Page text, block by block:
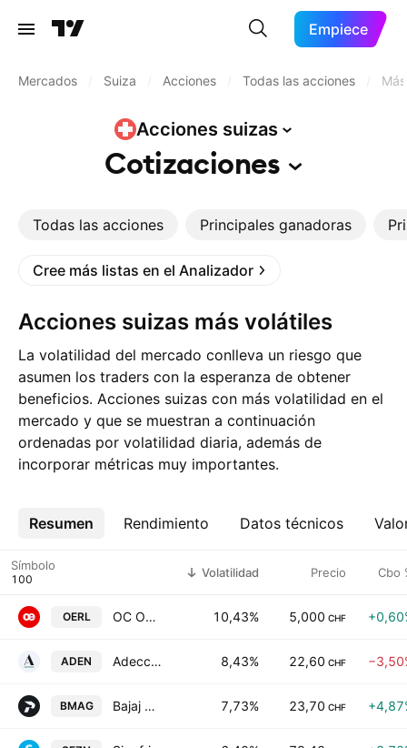
Empiece
Mercados Suiza Acciones Todas las acciones
Acciones suizas
Cotizaciones
Todas las acciones Principales ganadoras
Cree más listas en el Analizador
Acciones suizas más volátiles
La volatilidad del mercado conlleva un riesgo que
asumen los traders con la esperanza de obtener
beneficios. Acciones suizas con más volatilidad en el
mercado y que se muestran a continuación
ordenadas por volatilidad diaria, además de
incorporar métricas muy importantes.
Resumen Rendimiento Datos técnicos
Más
Símbolo Volatilidad Precio Cbo
OERL OC Oerlikon Corporation AG 10,43% 5,000 CHF
ADEN Adecco Group AG 8,43% 22,60 CHF
BMAG Bajaj Mobility AG 7,73% 23,70 CHF